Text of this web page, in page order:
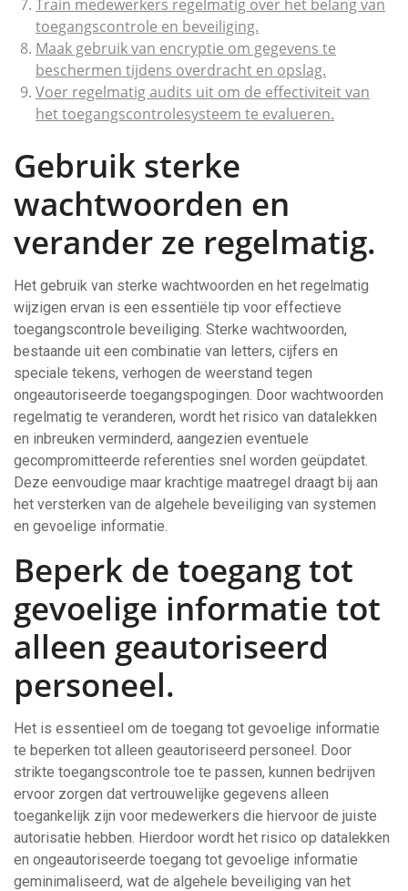
Train medewerkers regelmatig over het belang van
toegangscontrole en beveiliging.
Maak gebruik van encryptie om gegevens te
beschermen tijdens overdracht en opslag.
Voer regelmatig audits uit om de effectiviteit van
het toegangscontrolesysteem te evalueren.
Gebruik sterke
wachtwoorden en
verander ze regelmatig.
Het gebruik van sterke wachtwoorden en het regelmatig
wijzigen ervan is een essentiële tip voor effectieve
toegangscontrole beveiliging. Sterke wachtwoorden,
bestaande uit een combinatie van letters, cijfers en
speciale tekens, verhogen de weerstand tegen
ongeautoriseerde toegangspogingen. Door wachtwoorden
regelmatig te veranderen, wordt het risico van datalekken
en inbreuken verminderd, aangezien eventuele
gecompromitteerde referenties snel worden geüpdatet.
Deze eenvoudige maar krachtige maatregel draagt bij aan
het versterken van de algehele beveiliging van systemen
en gevoelige informatie.
Beperk de toegang tot
gevoelige informatie tot
alleen geautoriseerd
personeel.
Het is essentieel om de toegang tot gevoelige informatie
te beperken tot alleen geautoriseerd personeel. Door
strikte toegangscontrole toe te passen, kunnen bedrijven
ervoor zorgen dat vertrouwelijke gegevens alleen
toegankelijk zijn voor medewerkers die hiervoor de juiste
autorisatie hebben. Hierdoor wordt het risico op datalekken
en ongeautoriseerde toegang tot gevoelige informatie
geminimaliseerd, wat de algehele beveiliging van het